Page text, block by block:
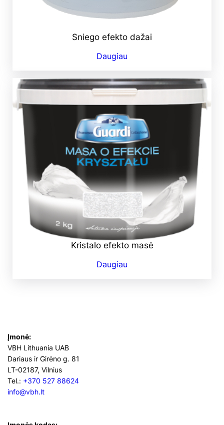
Sniego efekto dažai
Daugiau
Kristalo efekto masė
Daugiau
Įmonė:
VBH Lithuania UAB
Dariaus ir Girėno g. 81
LT-02187, Vilnius
Tel.: +370 527 88624
info@vbh.lt